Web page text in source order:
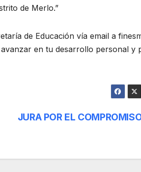
de Merlo.”
de Educación vía email a
en tu desarrollo personal y
JURA POR EL